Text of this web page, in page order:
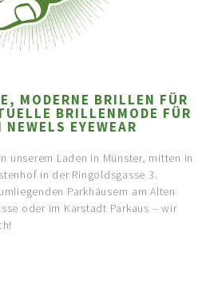
MODERNE BRILLEN FÜR
BRILLENMODE FÜR
NEWELS EYEWEAR
unserem Laden in Münster, mitten in
in der Ringoldsgasse 3.
Parkhäusern am Alten
oder im Karstadt Parkaus – wir